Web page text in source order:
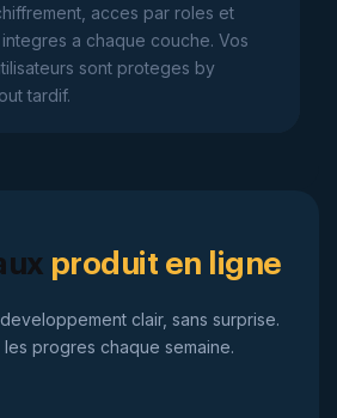
acces par roles et
a chaque couche. Vos
sont proteges by
tardif.
produit en ligne
clair, sans surprise.
progres chaque semaine.